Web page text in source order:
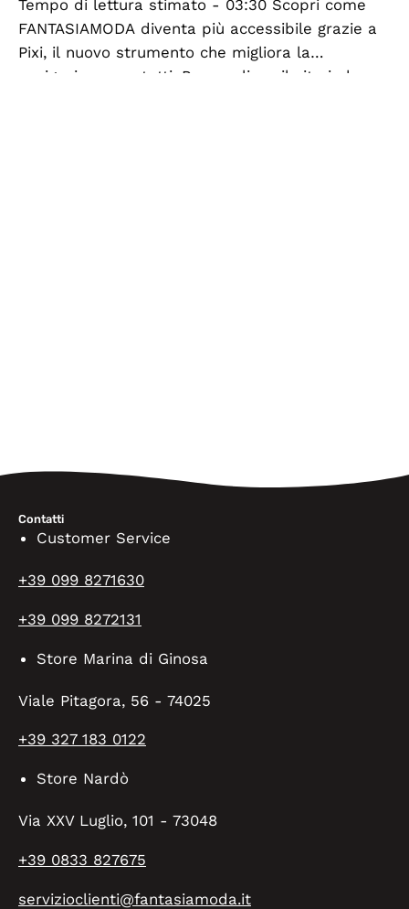
Tempo di lettura stimato - 03:30 Scopri come
FANTASIAMODA diventa più accessibile grazie a
Pixi, il nuovo strumento che migliora la
navigazione per tutti. Personalizza il sito in base
Contatti
Customer Service
+39 099 8271630
+39 099 8272131
Store Marina di Ginosa
Viale Pitagora, 56 - 74025
+39 327 183 0122
Store Nardò
Via XXV Luglio, 101 - 73048
+39 0833 827675
servizioclienti@fantasiamoda.it